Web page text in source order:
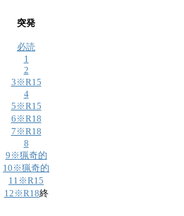
突発
必読
1
2
3※R15
4
5※R15
6※R18
7※R18
8
9※猟奇的
10※猟奇的
11※R15
12※R18終